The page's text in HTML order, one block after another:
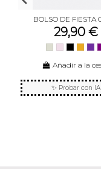
BOLSO DE FIESTA
29,90 €
BEIGEROSA PALO
NEGRO
Añadir a la
✨ Probar con IA